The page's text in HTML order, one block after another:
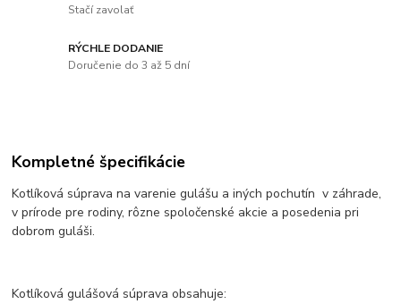
Stačí zavolať
RÝCHLE DODANIE
Doručenie do 3 až 5 dní
Kompletné špecifikácie
Kotlíková súprava na varenie gulášu a iných pochutín v záhrade,
v prírode pre rodiny, rôzne spoločenské akcie a posedenia pri
dobrom guláši.
Kotlíková gulášová súprava obsahuje: